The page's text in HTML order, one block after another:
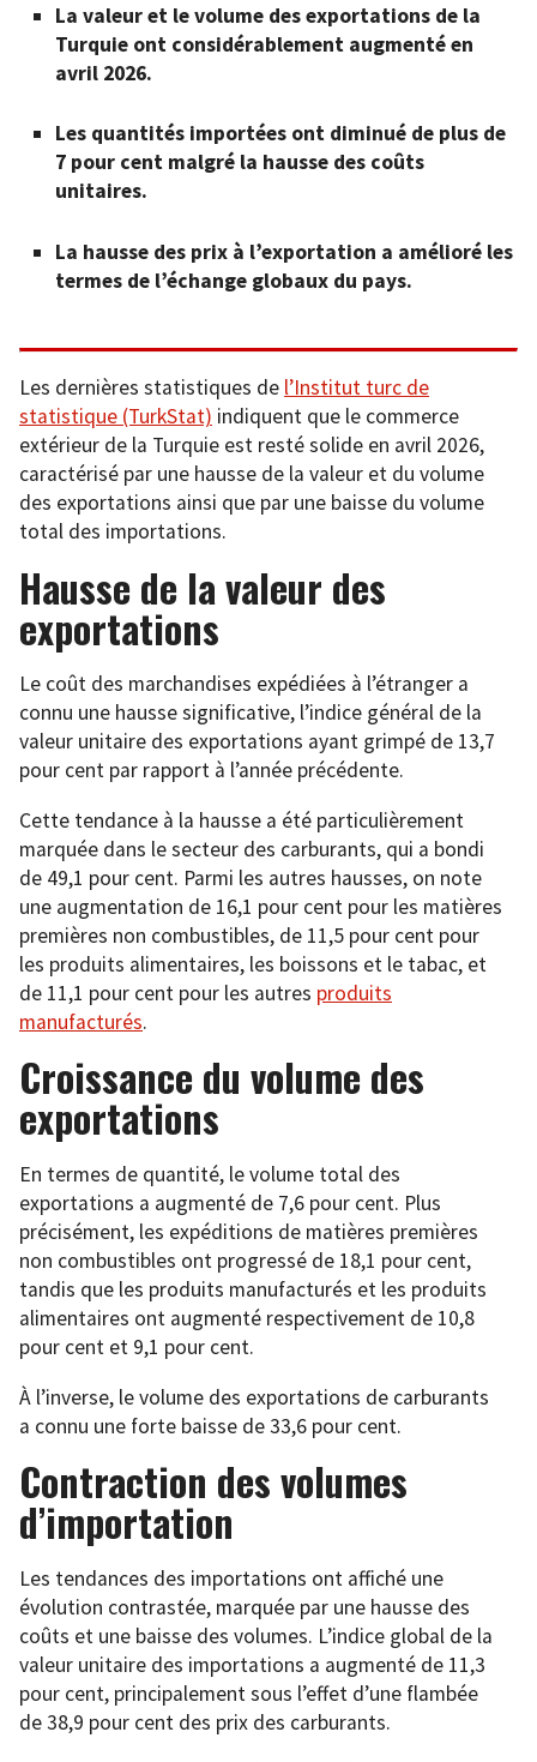
La valeur et le volume des exportations de la
Turquie ont considérablement augmenté en
avril 2026.
Les quantités importées ont diminué de plus de
7 pour cent malgré la hausse des coûts
unitaires.
La hausse des prix à l’exportation a amélioré les
termes de l’échange globaux du pays.
Les dernières statistiques de l’Institut turc de
statistique (TurkStat) indiquent que le commerce
extérieur de la Turquie est resté solide en avril 2026,
caractérisé par une hausse de la valeur et du volume
des exportations ainsi que par une baisse du volume
total des importations.
Hausse de la valeur des
exportations
Le coût des marchandises expédiées à l’étranger a
connu une hausse significative, l’indice général de la
valeur unitaire des exportations ayant grimpé de 13,7
pour cent par rapport à l’année précédente.
Cette tendance à la hausse a été particulièrement
marquée dans le secteur des carburants, qui a bondi
de 49,1 pour cent. Parmi les autres hausses, on note
une augmentation de 16,1 pour cent pour les matières
premières non combustibles, de 11,5 pour cent pour
les produits alimentaires, les boissons et le tabac, et
de 11,1 pour cent pour les autres produits
manufacturés.
Croissance du volume des
exportations
En termes de quantité, le volume total des
exportations a augmenté de 7,6 pour cent. Plus
précisément, les expéditions de matières premières
non combustibles ont progressé de 18,1 pour cent,
tandis que les produits manufacturés et les produits
alimentaires ont augmenté respectivement de 10,8
pour cent et 9,1 pour cent.
À l’inverse, le volume des exportations de carburants
a connu une forte baisse de 33,6 pour cent.
Contraction des volumes
d’importation
Les tendances des importations ont affiché une
évolution contrastée, marquée par une hausse des
coûts et une baisse des volumes. L’indice global de la
valeur unitaire des importations a augmenté de 11,3
pour cent, principalement sous l’effet d’une flambée
de 38,9 pour cent des prix des carburants.